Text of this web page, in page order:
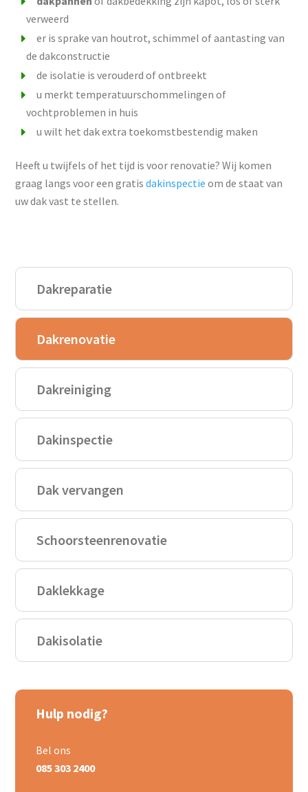
verweerd
er is sprake van houtrot, schimmel of aantasting van
de dakconstructie
de isolatie is verouderd of ontbreekt
u merkt temperatuurschommelingen of
vochtproblemen in huis
u wilt het dak extra toekomstbestendig maken
Heeft u twijfels of het tijd is voor renovatie? Wij komen
graag langs voor een gratisdakinspectie om de staat van
uw dak vast te stellen.
Dakreparatie
Dakrenovatie
Dakreiniging
Dakinspectie
Dak vervangen
Schoorsteenrenovatie
Daklekkage
Dakisolatie
Hulp nodig?
Bel ons
085 303 2400